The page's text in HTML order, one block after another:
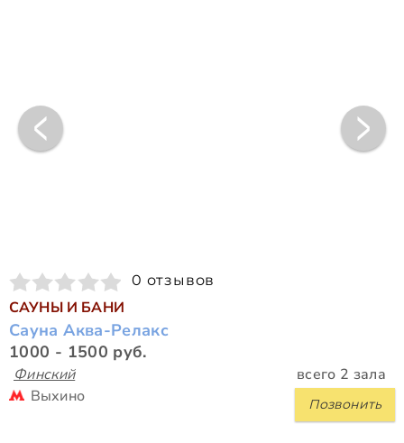
0 отзывов
САУНЫ И БАНИ
Сауна Аква-Релакс
1000 - 1500 руб.
Финский всего 2 зала
Позвонить
Выхино